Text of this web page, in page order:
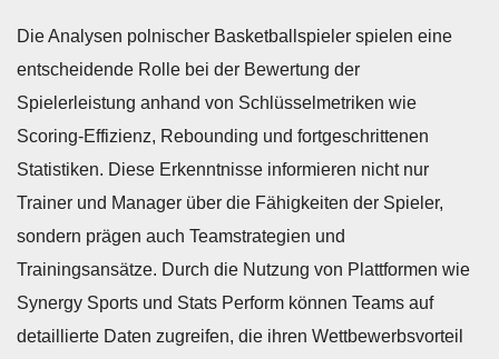
Die Analysen polnischer Basketballspieler spielen eine
entscheidende Rolle bei der Bewertung der
Spielerleistung anhand von Schlüsselmetriken wie
Scoring-Effizienz, Rebounding und fortgeschrittenen
Statistiken. Diese Erkenntnisse informieren nicht nur
Trainer und Manager über die Fähigkeiten der Spieler,
sondern prägen auch Teamstrategien und
Trainingsansätze. Durch die Nutzung von Plattformen wie
Synergy Sports und Stats Perform können Teams auf
detaillierte Daten zugreifen, die ihren Wettbewerbsvorteil